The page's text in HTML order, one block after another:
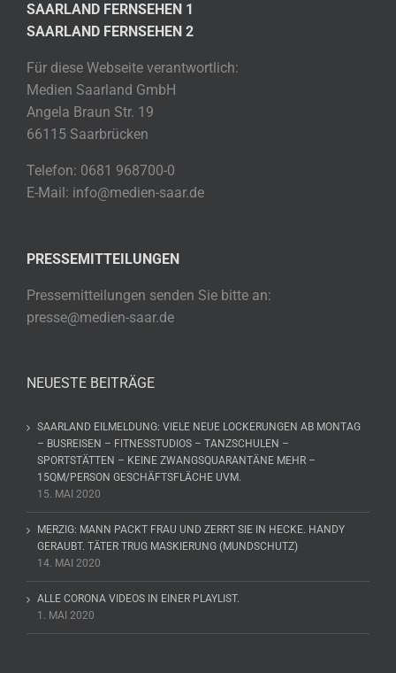
SAARLAND FERNSEHEN 1
SAARLAND FERNSEHEN 2
Für diese Webseite verantwortlich:
Medien Saarland GmbH
Angela Braun Str. 19
66115 Saarbrücken
Telefon: 0681 968700-0
E-Mail: info@medien-saar.de
PRESSEMITTEILUNGEN
Pressemitteilungen senden Sie bitte an:
presse@medien-saar.de
NEUESTE BEITRÄGE
SAARLAND EILMELDUNG: VIELE NEUE LOCKERUNGEN AB MONTAG
– BUSREISEN – FITNESSTUDIOS – TANZSCHULEN –
SPORTSTÄTTEN – KEINE ZWANGSQUARANTÄNE MEHR –
15QM/PERSON GESCHÄFTSFLÄCHE UVM.
15. MAI 2020
MERZIG: MANN PACKT FRAU UND ZERRT SIE IN HECKE. HANDY
GERAUBT. TÄTER TRUG MASKIERUNG (MUNDSCHUTZ)
14. MAI 2020
ALLE CORONA VIDEOS IN EINER PLAYLIST.
1. MAI 2020